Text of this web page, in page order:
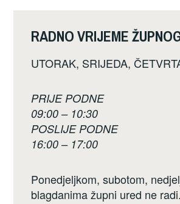
RADNO VRIJEME
UTORAK, SRIJEDA,
PRIJE PODNE
09:00 – 10:30
POSLIJE PODNE
16:00 – 17:00
Ponedjeljkom, subotom,
blagdanima župni ured ne radi.